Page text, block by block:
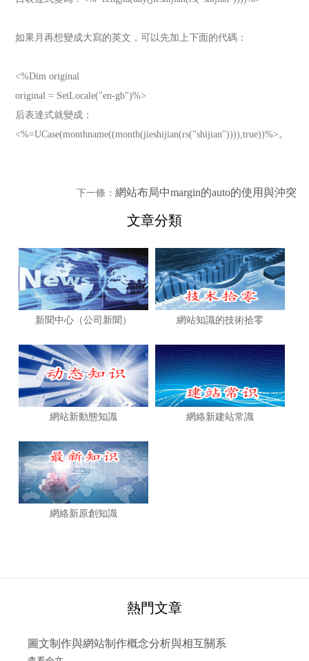
如果月再想變成大寫的英文，可以先加上下面的代碼：
<%Dim original
original = SetLocale("en-gb")%>
后表達式就變成：
<%=UCase(monthname((month(jieshijian(rs("shijian")))),true))%>。
下一條：網站布局中margin的auto的使用與沖突
文章分類
新聞中心（公司新聞） 網站知識的技術拾零
網站新動態知識 網絡新建站常識
網絡新原創知識
熱門文章
圖文制作與網站制作概念分析與相互關系